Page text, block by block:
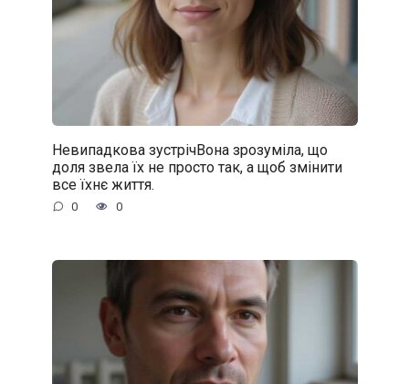
Невипадкова зустрічВона зрозуміла, що
доля звела їх не просто так, а щоб змінити
все їхнє життя.
0 0